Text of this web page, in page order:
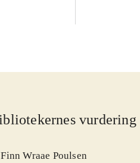
vurdering
Finn Wraae Poulsen